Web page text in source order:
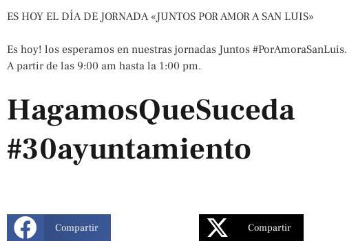
ES HOY EL DÍA DE JORNADA «JUNTOS POR AMOR A SAN LUIS»
Es hoy! los esperamos en nuestras jornadas Juntos #PorAmoraSanLuis.
A partir de las 9:00 am hasta la 1:00 pm.
HagamosQueSuceda
#30ayuntamiento
Compartir Compartir